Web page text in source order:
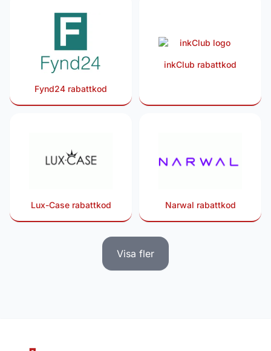
Fynd24 rabattkod
inkClub rabattkod
Lux-Case rabattkod Narwal rabattkod
Visa fler